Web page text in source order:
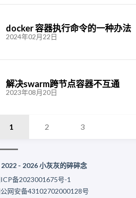
docker 容器执行命令的一种办法
2024年02月22日
解决swarm跨节点容器不互通
2023年08月20日
1 2 3
- 2026 小灰灰的碎碎念
备2023001675号-1
网安备43102702000128号